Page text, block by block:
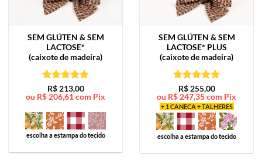
SEM GLÚTEN & SEM
LACTOSE*
(caixote de madeira)
Avaliação5
de 5
R$213,00
ou R$ 206,61 com Pix
escolha a estampa do tecido
SEM GLÚTEN & SEM
LACTOSE* PLUS
(caixote de madeira)
Avaliação5
de 5
R$255,00
ou R$ 247,35com Pix
+ 1 CANECA + TALHERES
escolha a estampa do tecido